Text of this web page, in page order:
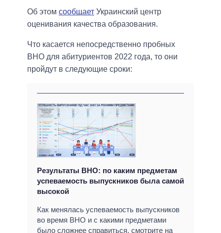
Об этом сообщает Украинский центр
оценивания качества образования.
Что касается непосредственно пробных
ВНО для абитуриентов 2022 года, то они
пройдут в следующие сроки:
Результаты ВНО: по каким предметам
успеваемость выпускников была самой
высокой
Как менялась успеваемость выпускников
во время ВНО и с какими предметами
было сложнее справиться, смотрите на